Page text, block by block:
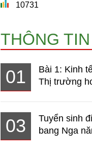
10731
THÔNG
01
Bài 1: Kinh
Thị trường
03
Tuyển sinh
bang Nga